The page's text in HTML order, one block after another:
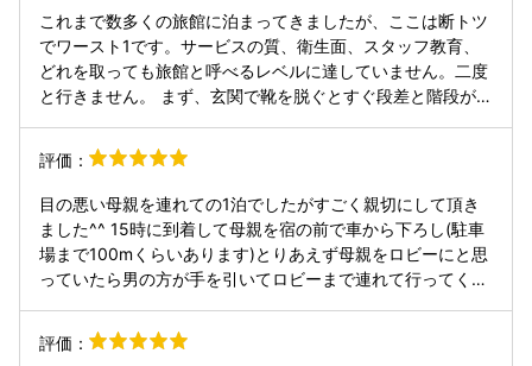
的な食事とは違い、一品一品に心がこもっていて、本当に美
味しかったです。施設面の古さという小さな欠点を補って余
りあるほど、料理と部屋のクオリティが高く、コストパフォ
ーマンスは最高だと思います。期待を大きく超える満足度で
した。おすすめです。
った。 食事も20時までなのでゆっくりできない。 1人のスタ
ッフの対応で他の方が親戚でも気分悪くなるばかり。 教育し
た方がいいです
これまで数多くの旅館に泊まってきましたが、ここは断トツ
でワースト1です。サービスの質、衛生面、スタッフ教育、
どれを取っても旅館と呼べるレベルに達していません。二度
と行きません。 まず、玄関で靴を脱ぐとすぐ段差と階段があ
かかわらず、スタッフは誰も荷物を持つ気配すらなし。挨拶
以外の“客への配慮”が完全に欠落しています。 客室はリニュ
ーアルしたのか見た目はそれなりですが、明らかに狭い。特
にトイレは便座に座ると目の前が壁で、圧迫感が強かったで
す。自宅は賃貸ですが、賃貸のトイレより明らかに狭かった
です。 女性の大浴場は玄関横という謎配置で、浴場自体も驚
くほど狭く、3人入ればほぼ満員。洗い場も2つしかなく、旅
て最大の問題は食事と配膳。 提供されたグラスには水垢がし
評価：
目の悪い母親を連れての1泊でしたがすごく親切にして頂き
ました^^ 15時に到着して母親を宿の前で車から下ろし(駐車
場まで100mくらいあります)とりあえず母親をロビーにと思
っていたら男の方が手を引いてロビーまで連れて行ってくだ
膳の女の子しか顔を合わせなかったのですが二人共すごく接
客良かったです。 桜の間を利用しましたがとても綺麗で(リ
評価：